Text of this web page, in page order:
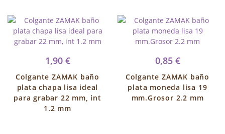
1,90 €
Colgante ZAMAK baño
plata chapa lisa ideal
para grabar 22 mm, int
1.2 mm
0,85 €
Colgante ZAMAK baño
plata moneda lisa 19
mm.Grosor 2.2 mm